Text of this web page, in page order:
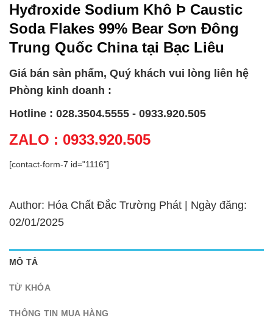
Hyđroxide Sodium Khô Þ Caustic
Soda Flakes 99% Bear Sơn Đông
Trung Quốc China tại Bạc Liêu
Giá bán sản phẩm, Quý khách vui lòng liên hệ
Phòng kinh doanh :
Hotline : 028.3504.5555 - 0933.920.505
ZALO : 0933.920.505
[contact-form-7 id="1116"]
Author: Hóa Chất Đắc Trường Phát | Ngày đăng:
02/01/2025
MÔ TẢ
TỪ KHÓA
THÔNG TIN MUA HÀNG